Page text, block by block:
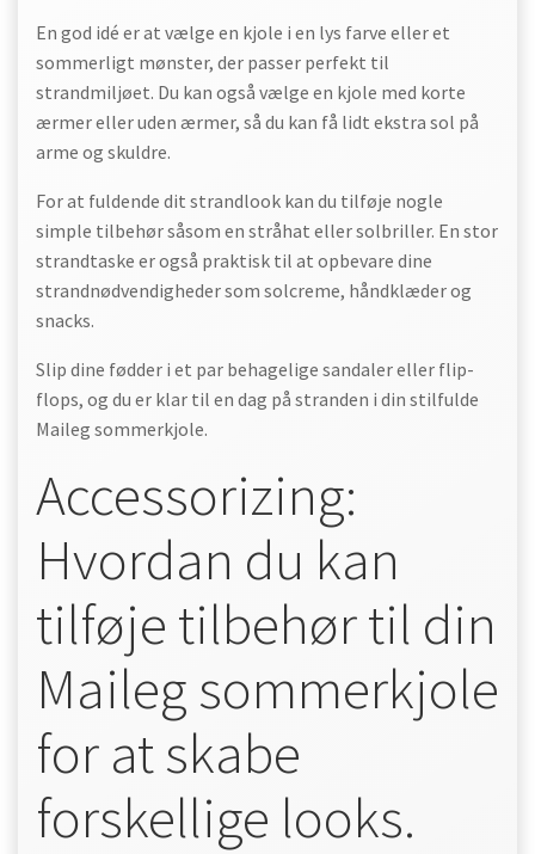
En god idé er at vælge en kjole i en lys farve eller et
sommerligt mønster, der passer perfekt til
strandmiljøet. Du kan også vælge en kjole med korte
ærmer eller uden ærmer, så du kan få lidt ekstra sol på
arme og skuldre.
For at fuldende dit strandlook kan du tilføje nogle
simple tilbehør såsom en stråhat eller solbriller. En stor
strandtaske er også praktisk til at opbevare dine
strandnødvendigheder som solcreme, håndklæder og
snacks.
Slip dine fødder i et par behagelige sandaler eller flip-
flops, og du er klar til en dag på stranden i din stilfulde
Maileg sommerkjole.
Accessorizing:
Hvordan du kan
tilføje tilbehør til din
Maileg sommerkjole
for at skabe
forskellige looks.